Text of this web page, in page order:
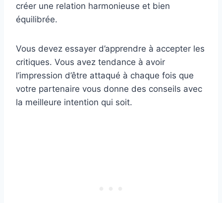
créer une relation harmonieuse et bien
équilibrée.
Vous devez essayer d’apprendre à accepter les
critiques. Vous avez tendance à avoir
l’impression d’être attaqué à chaque fois que
votre partenaire vous donne des conseils avec
la meilleure intention qui soit.